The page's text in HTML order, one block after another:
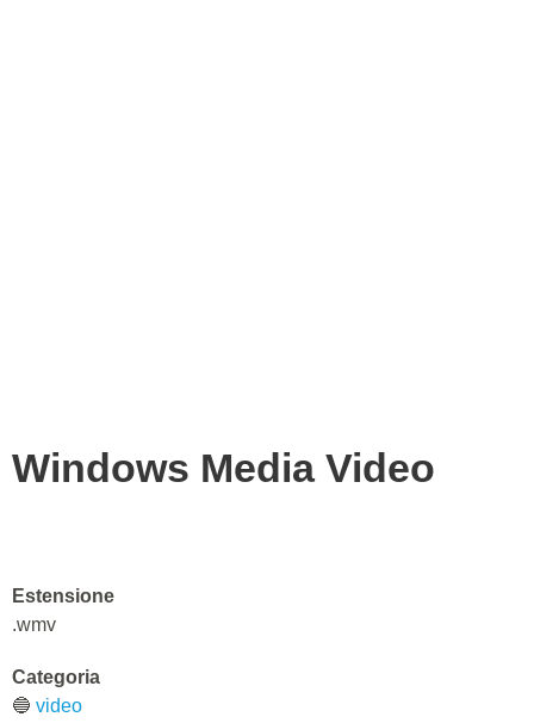
Windows Media Video
Estensione
.wmv
Categoria
🔵 video